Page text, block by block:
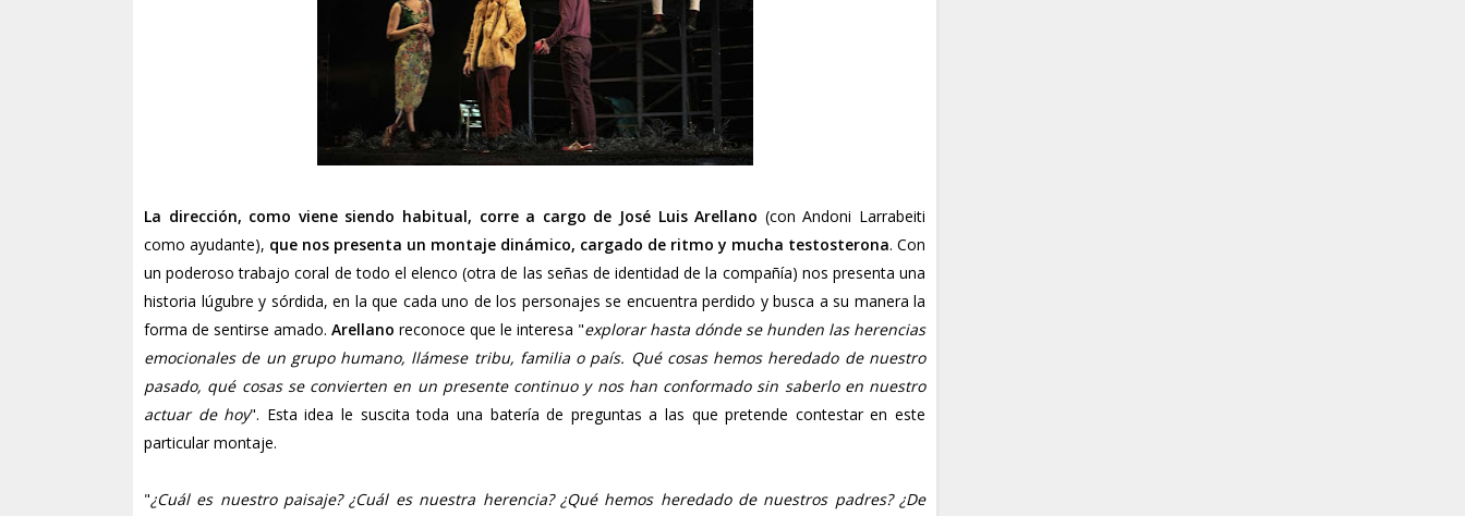
La dirección, como viene siendo habitual, corre a cargo de José Luis Arellano (con Andoni Larrabeiti
como ayudante), que nos presenta un montaje dinámico, cargado de ritmo y mucha testosterona. Con
un poderoso trabajo coral de todo el elenco (otra de las señas de identidad de la compañía) nos presenta una
historia lúgubre y sórdida, en la que cada uno de los personajes se encuentra perdido y busca a su manera la
forma de sentirse amado. Arellano reconoce que le interesa "explorar hasta dónde se hunden las herencias
emocionales de un grupo humano, llámese tribu, familia o país. Qué cosas hemos heredado de nuestro
pasado, qué cosas se convierten en un presente continuo y nos han conformado sin saberlo en nuestro
actuar de hoy". Esta idea le suscita toda una batería de preguntas a las que pretende contestar en este
particular montaje.
"¿Cuál es nuestro paisaje? ¿Cuál es nuestra herencia? ¿Qué hemos heredado de nuestros padres? ¿De